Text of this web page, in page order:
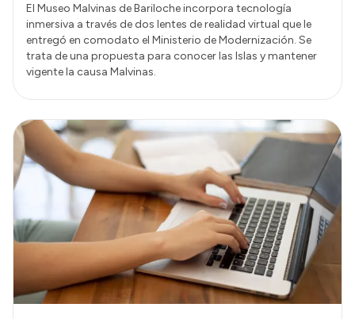
El Museo Malvinas de Bariloche incorpora tecnología
inmersiva a través de dos lentes de realidad virtual que le
entregó en comodato el Ministerio de Modernización. Se
trata de una propuesta para conocer las Islas y mantener
vigente la causa Malvinas.